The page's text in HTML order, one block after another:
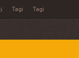
Tagi Tagi